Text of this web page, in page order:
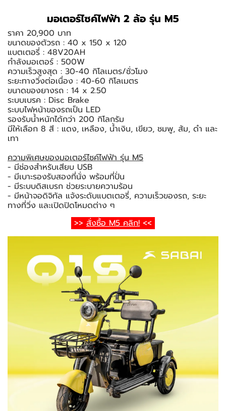
มอเตอร์ไซค์ไฟฟ้า 2 ล้อ รุ่น M5
ราคา 20,900 บาท
ขนาดของตัวรถ : 40 x 150 x 120
แบตเตอรี่ : 48V20AH
กำลังมอเตอร์ : 500W
ความเร็วสูงสุด : 30-40 กิโลเมตร/ชั่วโมง
ระยะทางวิ่งต่อเนื่อง : 40-60 กิโลเมตร
ขนาดของยางรถ : 14 x 2.50
ระบบเบรค : Disc Brake
ระบบไฟหน้าของรถเป็น LED
รองรับน้ำหนักได้กว่า 200 กิโลกรัม
มีให้เลือก 8 สี : แดง, เหลือง, น้ำเงิน, เขียว, ชมพู, ส้ม, ดำ และ
เทา
ความพิเศษของมอเตอร์ไซค์ไฟฟ้า รุ่น M5
- มีช่องสำหรับเสียบ USB
- มีเบาะรองรับสองที่นั่ง พร้อมที่ปั่น
- มีระบบดิสเบรก ช่วยระบายความร้อน
- มีหน้าจอดิจิทัล แจ้งระดับแบตเตอรี่, ความเร็วของรถ, ระยะ
ทางที่วิ่ง และเปิดปิดโหมดต่าง ๆ
>> สั่งซื้อ M5 คลิก! <<